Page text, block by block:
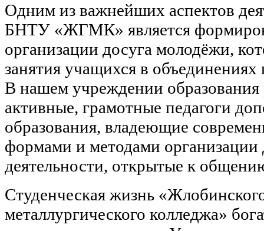
Одним из важнейших аспектов
БНТУ «ЖГМК» является
организации досуга молодёжи,
занятия учащихся в
В нашем учреждении образования
активные, грамотные педагоги
образования, владеющие
формами и методами организации
деятельности, открытые к
Студенческая жизнь
металлургического колледжа»